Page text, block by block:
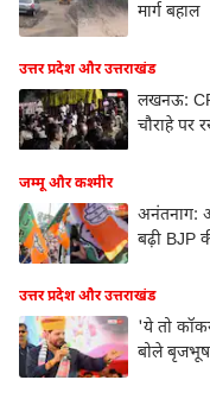
मार्ग बहाल
उत्तर प्रदेश और उत्तराखंड
लखनऊ:
चौराहे पर
जम्मू और कश्मीर
अनंतनाग:
बढ़ी BJP
उत्तर प्रदेश और उत्तराखंड
'ये तो
बोले